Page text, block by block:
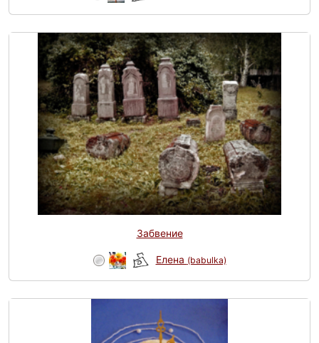
Забвение
Елена (babulka)